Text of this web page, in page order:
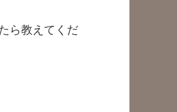
ら教えてくだ